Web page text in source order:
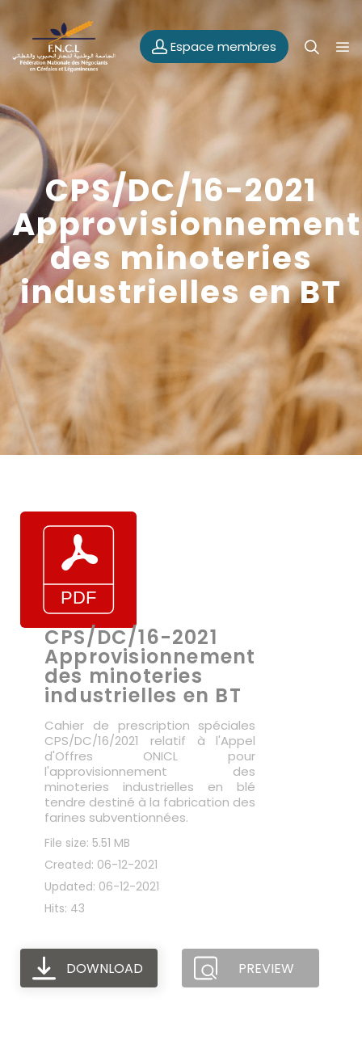
Espace membres
CPS/DC/16-2021
Approvisionnement
des minoteries
industrielles en BT
CPS/DC/16-2021
Approvisionnement
des minoteries
industrielles en BT
Cahier de prescription spéciales
CPS/DC/16/2021 relatif à l'Appel
d'Offres ONICL pour
l'approvisionnement des
minoteries industrielles en blé
tendre destiné à la fabrication des
farines subventionnées.
File size: 5.51 MB
Created: 06-12-2021
Updated: 06-12-2021
Hits: 43
DOWNLOAD PREVIEW